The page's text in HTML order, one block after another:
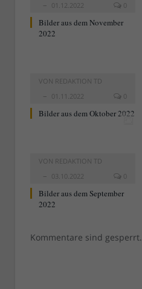
01.12.2022
0
Bilder aus dem November
2022
VON REDAKTION TD
01.11.2022
0
Bilder aus dem Oktober 2022
VON REDAKTION TD
03.10.2022
0
Bilder aus dem September
2022
Kommentare sind gesperrt.